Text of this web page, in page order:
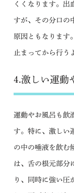
くくなります。出
すが、その分口の
原因ともなります
止まってから行う
4.激しい運動
運動やお風呂も飲
す。特に、激しい
の中の唾液を飲む
は、舌の根元部分
り、同時に強い圧